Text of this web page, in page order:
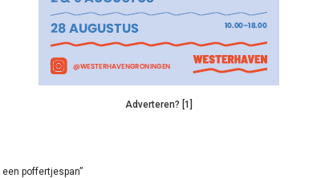
Adverteren? [1]
poffertjespan”